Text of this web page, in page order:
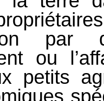
ou
petits